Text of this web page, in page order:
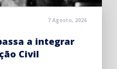
7 Agosto, 2026
a integrar
Civil